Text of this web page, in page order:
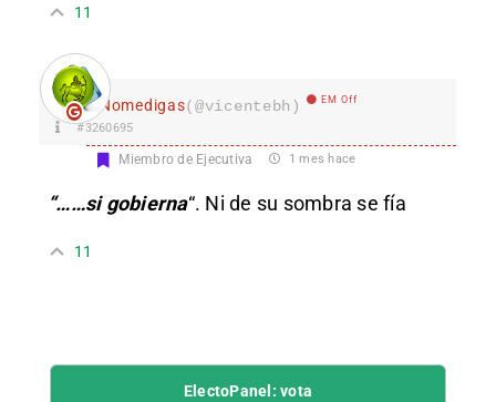
11
Nomedigas(@vicentebh) EM Off
#3260695
Miembro de Ejecutiva 1 mes hace
“……si gobierna“. Ni de su sombra se fía
11
ElectoPanel: vota